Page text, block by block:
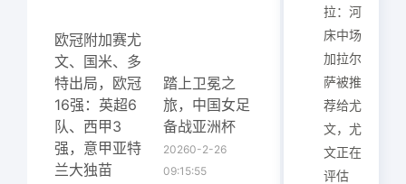
欧冠附加赛尤
文、国米、多
特出局，欧冠
16强：英超6
队、西甲3
强，意甲亚特
兰大独苗
踏上卫冕之
旅，中国女足
备战亚洲杯
20260-2-26
09:15:55
拉：河
床中场
加拉尔
萨被推
荐给尤
文，尤
文正在
评估